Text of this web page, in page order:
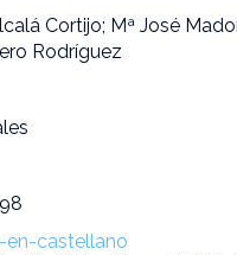
Cortijo; Mª José
Rodríguez
castellano